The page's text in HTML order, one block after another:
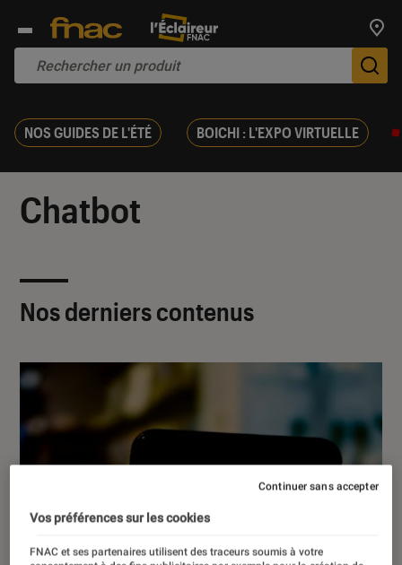
NOS GUIDES DE L'ÉTÉ BOICHI : L'EXPO VIRTUELLE
Chatbot
Nos derniers contenus
Vos préférences sur les cookies
FNAC et ses partenaires utilisent des traceurs soumis à votre
Continuer sans accepter